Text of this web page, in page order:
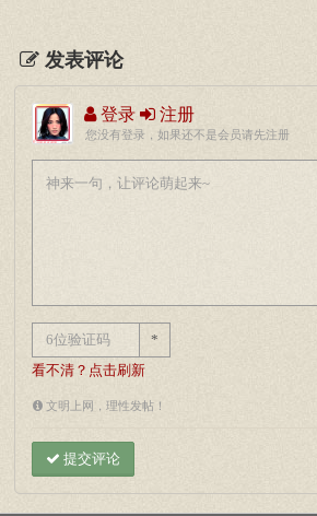
发表评论
登录 注册
您没有登录，如果还不是会员请先注册
*
看不清？点击刷新
文明上网，理性发帖！
提交评论